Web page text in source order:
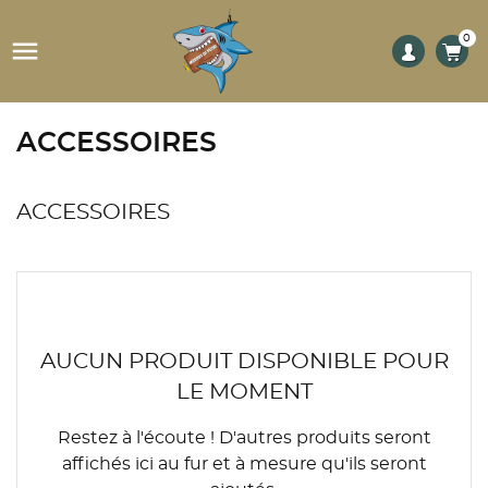
 0
ACCESSOIRES
ACCESSOIRES
AUCUN PRODUIT DISPONIBLE POUR
LE MOMENT
Restez à l'écoute ! D'autres produits seront
affichés ici au fur et à mesure qu'ils seront